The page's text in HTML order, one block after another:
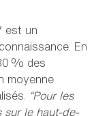
est un
En
% des
moyenne
“Pour les
sur le haut-de-